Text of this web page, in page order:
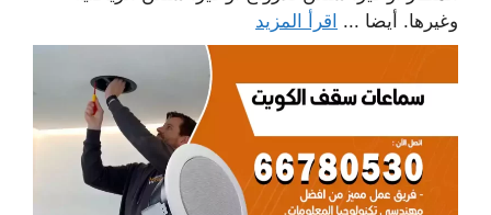
وغيرها. أيضا ... اقرأ المزيد